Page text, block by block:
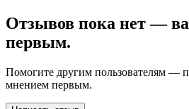
Отзывов пока нет —
первым.
Помогите другим пользователям —
мнением первым.